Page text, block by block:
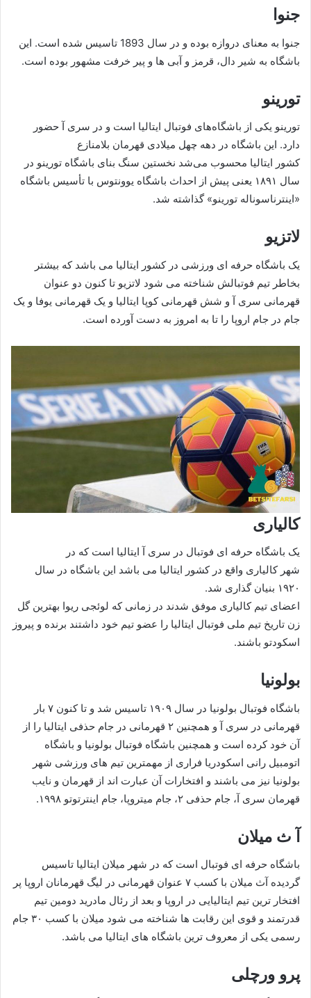
جنوا
جنوا به معنای دروازه بوده و در سال 1893 تاسیس شده است. این
باشگاه به شیر دال، قرمز و آبی ها و پیر خرفت مشهور بوده است.
تورینو
تورینو یکی از باشگاه‌های فوتبال ایتالیا است و در سری آ حضور
دارد. این باشگاه در دهه چهل میلادی قهرمان بلامنازع
کشور ایتالیا محسوب می‌شد نخستین سنگ بنای باشگاه تورینو در
سال ۱۸۹۱ یعنی پیش از احداث باشگاه یوونتوس با تأسیس باشگاه
«اینترناسوناله تورینو» گذاشته شد.
لاتزیو
یک باشگاه حرفه‌ ای ورزشی در کشور ایتالیا می باشد که بیشتر
بخاطر تیم فوتبالش شناخته می‌ شود لاتزیو تا کنون دو عنوان
قهرمانی سری آ و شش قهرمانی کوپا ایتالیا و یک قهرمانی یوفا و یک
جام در جام اروپا را تا به امروز به دست آورده است.
کالیاری
یک باشگاه حرفه‌ ای فوتبال در سری آ ایتالیا است که در
شهر کالیاری واقع در کشور ایتالیا می باشد این باشگاه در سال
۱۹۲۰ بنیان گذاری شد.
اعضای تیم کالیاری موفق شدند در زمانی که لوئجی ریوا بهترین گل‌
زن تاریخ تیم ملی فوتبال ایتالیا را عضو تیم خود داشتند برنده و پیروز
اسکودتو باشند.
بولونیا
باشگاه فوتبال بولونیا در سال ۱۹۰۹ تاسیس شد و تا کنون ۷ بار
قهرمانی در سری آ و همچنین ۲ قهرمانی در جام حذفی ایتالیا را از
آن خود کرده است و همچنین باشگاه فوتبال بولونیا و باشگاه
اتومبیل رانی اسکودریا فراری از مهمترین تیم های ورزشی شهر
بولونیا نیز می باشند و افتخارات آن عبارت اند از قهرمان و نایب
قهرمان سری آ، جام حذفی ۲، جام میتروپا، جام اینترتوتو ۱۹۹۸.
آ ث میلان
باشگاه حرفه‌ ای فوتبال است که در شهر میلان ایتالیا تاسیس
گردیده آث میلان با کسب ۷ عنوان قهرمانی در لیگ قهرمانان اروپا پر
افتخار ترین تیم ایتالیایی در اروپا و بعد از رئال مادرید دومین تیم
قدرتمند و قوی این رقابت‌ ها شناخته می‌ شود میلان با کسب ۳۰ جام
رسمی یکی از معروف ترین باشگاه‌ های ایتالیا می باشد.
پرو ورچلی